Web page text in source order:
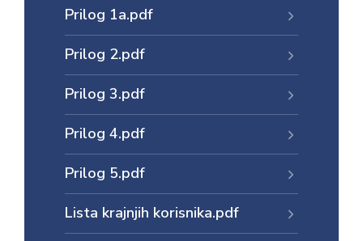
Prilog 1а.pdf
Prilog 2.pdf
Prilog 3.pdf
Prilog 4.pdf
Prilog 5.pdf
Lista krajnjih korisnika.pdf